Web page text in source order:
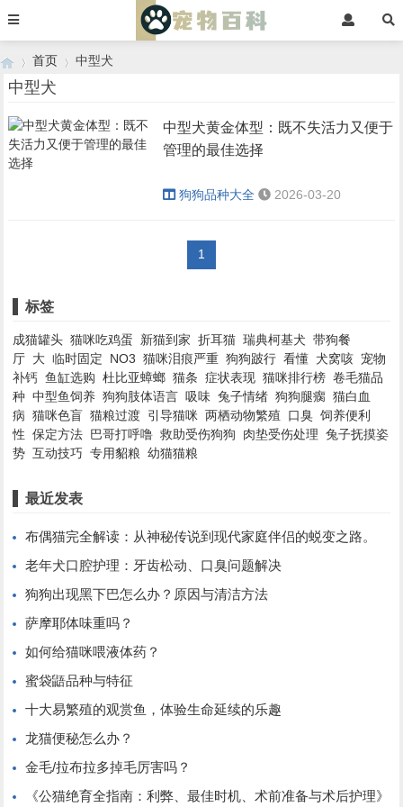
›
首页
›
中型犬
中型犬
中型犬黄金体型：既不失活力又便于
管理的最佳选择
狗狗品种大全 2026-03-20
1
标签
成猫罐头 猫咪吃鸡蛋 新猫到家 折耳猫 瑞典柯基犬 带狗餐
厅 大 临时固定 NO3 猫咪泪痕严重 狗狗跛行 看懂 犬窝咳 宠物
补钙 鱼缸选购 杜比亚蟑螂 猫条 症状表现 猫咪排行榜 卷毛猫品
种 中型鱼饲养 狗狗肢体语言 吸味 兔子情绪 狗狗腿瘸 猫白血
病 猫咪色盲 猫粮过渡 引导猫咪 两栖动物繁殖 口臭 饲养便利
性 保定方法 巴哥打呼噜 救助受伤狗狗 肉垫受伤处理 兔子抚摸姿
势 互动技巧 专用貂粮 幼猫猫粮
最近发表
布偶猫完全解读：从神秘传说到现代家庭伴侣的蜕变之路。
老年犬口腔护理：牙齿松动、口臭问题解决
狗狗出现黑下巴怎么办？原因与清洁方法
萨摩耶体味重吗？
如何给猫咪喂液体药？
蜜袋鼯品种与特征
十大易繁殖的观赏鱼，体验生命延续的乐趣
龙猫便秘怎么办？
金毛/拉布拉多掉毛厉害吗？
《公猫绝育全指南：利弊、最佳时机、术前准备与术后护理》